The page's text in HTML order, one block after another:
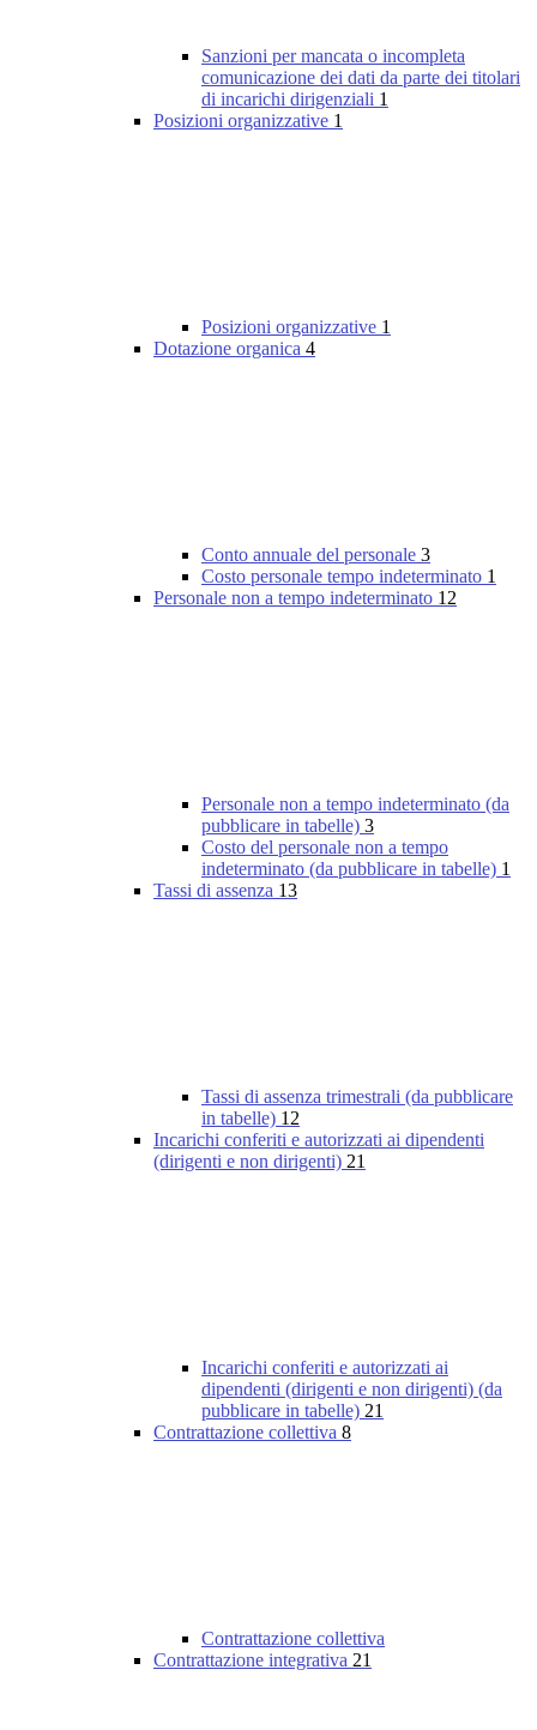
Sanzioni per mancata o incompleta
comunicazione dei dati da parte dei titolari
di incarichi dirigenziali 1
Posizioni organizzative 1
Posizioni organizzative 1
Dotazione organica 4
Conto annuale del personale 3
Costo personale tempo indeterminato 1
Personale non a tempo indeterminato 12
Personale non a tempo indeterminato (da
pubblicare in tabelle) 3
Costo del personale non a tempo
indeterminato (da pubblicare in tabelle) 1
Tassi di assenza 13
Tassi di assenza trimestrali (da pubblicare
in tabelle) 12
Incarichi conferiti e autorizzati ai dipendenti
(dirigenti e non dirigenti) 21
Incarichi conferiti e autorizzati ai
dipendenti (dirigenti e non dirigenti) (da
pubblicare in tabelle) 21
Contrattazione collettiva 8
Contrattazione collettiva
Contrattazione integrativa 21